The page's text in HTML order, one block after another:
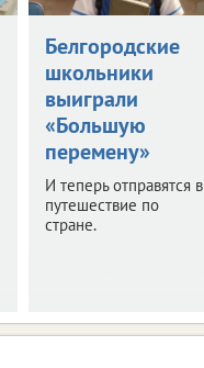
Белгородские
школьники
выиграли
«Большую
перемену»
И теперь отправятся в
путешествие по
стране.